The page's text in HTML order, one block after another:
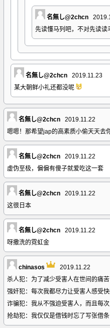
名無し@2chcn
先读懂马列吧，不对先读读
名無し@2chcn
2019.11.23
某大朝鲜小礼还都没呢
名無し@2chcn
2019.11.22
嗯嗯！那希望jap的高素质小偷天天去
名無し@2chcn
2019.11.22
虚伪至极，偏偏有傻子就爱吃这一套
名無し@2chcn
2019.11.22
这很日本
名無し@2chcn
2019.11.22
呀撒洗的霓虹金
chinasos
2019.11.22
杀人犯：为了减少受害人在世间的痛
强奸犯：每次我都尽力让受害人感受
诈骗犯：我从不强迫受害人，而且每
抢劫犯：我仅仅是借钱时忘了写张借